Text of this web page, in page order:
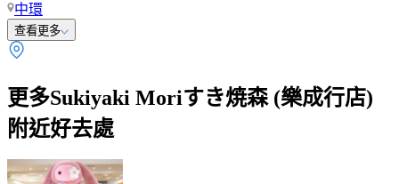
中環
查看更多
更多Sukiyaki Moriすき焼森 (樂成行店)
附近好去處